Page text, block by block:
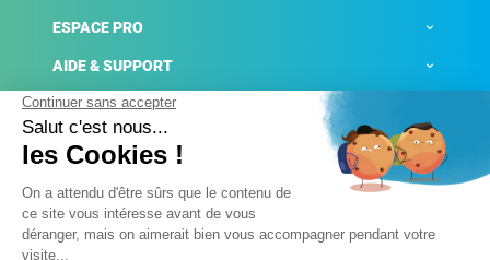
ESPACE PRO
AIDE & SUPPORT
ACTUALITÉS
Mentions légales